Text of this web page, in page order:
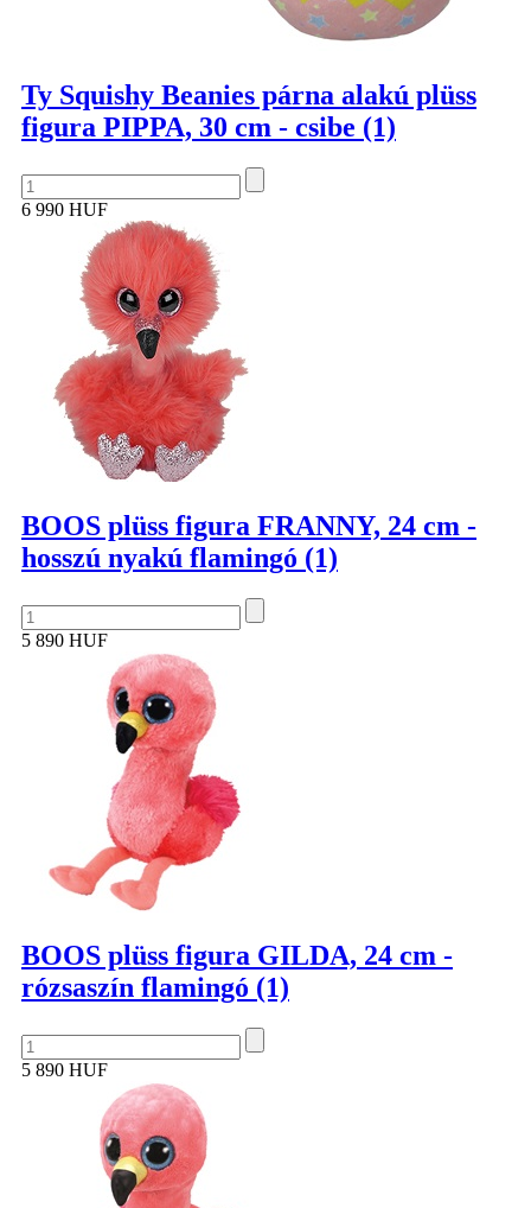
Ty Squishy Beanies párna alakú plüss
figura PIPPA, 30 cm - csibe (1)
6 990 HUF
BOOS plüss figura FRANNY, 24 cm -
hosszú nyakú flamingó (1)
5 890 HUF
BOOS plüss figura GILDA, 24 cm -
rózsaszín flamingó (1)
5 890 HUF